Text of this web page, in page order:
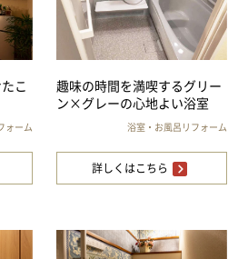
こ
ォーム
趣味の時間を満喫するグリー
ン×グレーの心地よい浴室
浴室・お風呂リフォーム
詳しくはこちら